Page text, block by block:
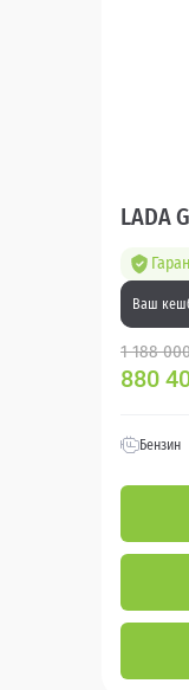
LADA
Ваш
1 188
880
Бензин